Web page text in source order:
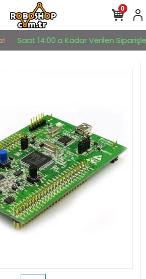
Saat 14:00 a Kadar Verilen
0